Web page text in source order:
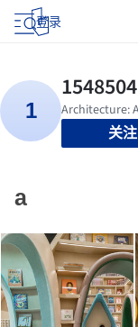
登录
关注
a